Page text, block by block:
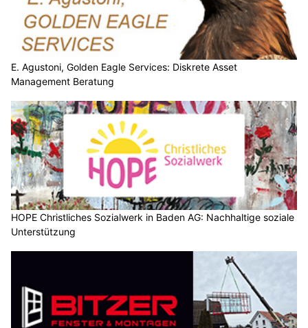
E. Agustoni, Golden Eagle Services: Diskrete Asset
Management Beratung
HOPE Christliches Sozialwerk in Baden AG: Nachhaltige soziale
Unterstützung